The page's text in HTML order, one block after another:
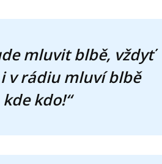
mluvit blbě, vždyť
v rádiu mluví blbě
kde kdo!“